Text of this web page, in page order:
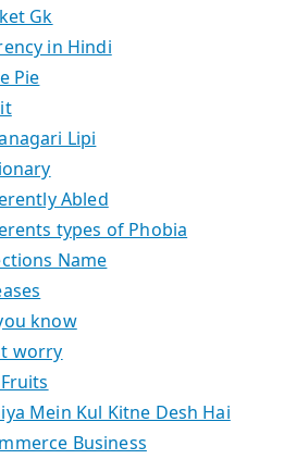
Gk
in Hindi
Pie
Lipi
Abled
types of Phobia
Name
know
worry
Mein Kul Kitne Desh Hai
Business